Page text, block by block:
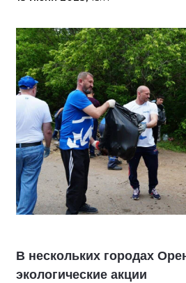
В нескольких городах
экологические акции